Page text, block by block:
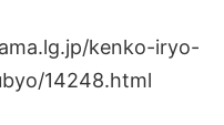
kenko-iryo-
14248.html